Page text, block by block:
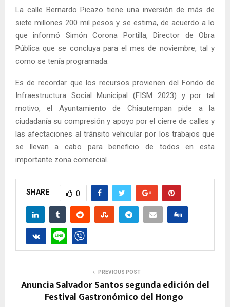
La calle Bernardo Picazo tiene una inversión de más de
siete millones 200 mil pesos y se estima, de acuerdo a lo
que informó Simón Corona Portilla, Director de Obra
Pública que se concluya para el mes de noviembre, tal y
como se tenía programada.
Es de recordar que los recursos provienen del Fondo de
Infraestructura Social Municipal (FISM 2023) y por tal
motivo, el Ayuntamiento de Chiautempan pide a la
ciudadanía su compresión y apoyo por el cierre de calles y
las afectaciones al tránsito vehicular por los trabajos que
se llevan a cabo para beneficio de todos en esta
importante zona comercial.
SHARE 0
PREVIOUS POST
Anuncia Salvador Santos segunda edición del
Festival Gastronómico del Hongo